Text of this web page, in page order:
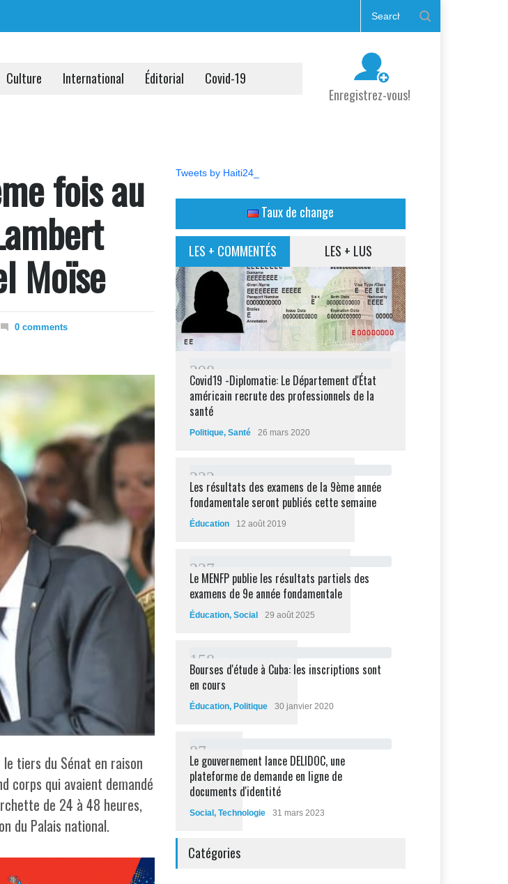
Culture International Éditorial
Covid-19
Enregistrez-vous!
fois au
Moïse
0 comments
tiers du Sénat en raison
corps qui avaient demandé
de 24 à 48 heures,
du Palais national.
Tweets by Haiti24_
Taux de change
LES + COMMENTÉS LES + LUS
298
Covid19 -Diplomatie: Le Département d'État
américain recrute des professionnels de la
santé
Politique, Santé 26 mars 2020
232
Les résultats des examens de la 9ème année
fondamentale seront publiés cette semaine
Éducation 12 août 2019
227
Le MENFP publie les résultats partiels des
examens de 9e année fondamentale
Éducation, Social 29 août 2025
1 58
Bourses d'étude à Cuba: les inscriptions sont
en cours
Éducation, Politique 30 janvier 2020
87
Le gouvernement lance DELIDOC, une
plateforme de demande en ligne de
documents d'identité
Social , Technologie 31 mars 2023
Catégories